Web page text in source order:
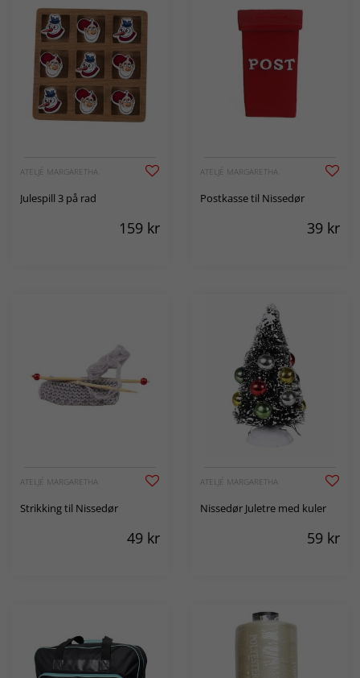
ATELJÉ MARGARETHA
Julespill 3 på rad
159 kr
ATELJÉ MARGARETHA
Postkasse til Nissedør
39 kr
ATELJÉ MARGARETHA
Strikking til Nissedør
49 kr
ATELJÉ MARGARETHA
Nissedør Juletre med kuler
59 kr